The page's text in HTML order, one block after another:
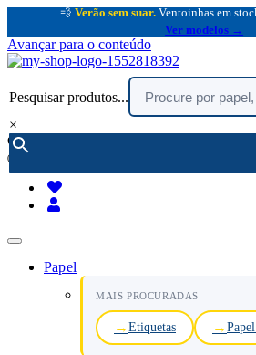
💨 Verão sem suar. Ventoinhas em
Ver modelos →
Avançar para o conteúdo
Pesquisar produtos...
×
encomendar por telefone :
(chamada rede fixa nacional)
Papel
MAIS PROCURADAS
Etiquetas